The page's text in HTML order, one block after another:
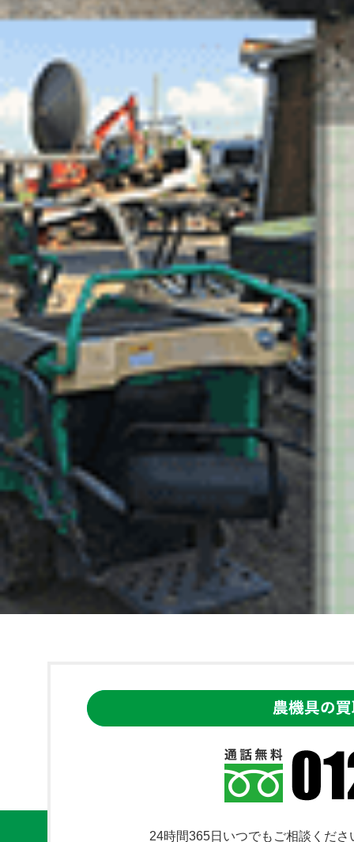
24時間365日いつでもご相談くださ